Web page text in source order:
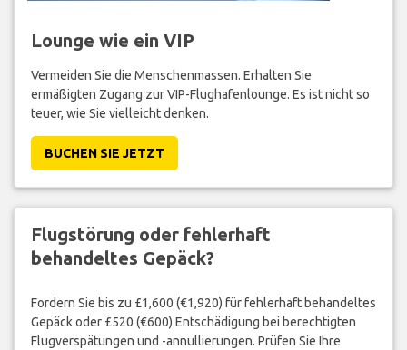
Lounge wie ein VIP
Vermeiden Sie die Menschenmassen. Erhalten Sie
ermäßigten Zugang zur VIP-Flughafenlounge. Es ist nicht so
teuer, wie Sie vielleicht denken.
BUCHEN SIE JETZT
Flugstörung oder fehlerhaft
behandeltes Gepäck?
Fordern Sie bis zu £1,600 (€1,920) für fehlerhaft behandeltes
Gepäck oder £520 (€600) Entschädigung bei berechtigten
Flugverspätungen und -annullierungen. Prüfen Sie Ihre